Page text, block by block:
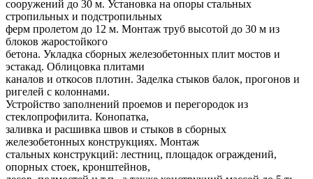
сооружений до 30 м. Установка на опоры стальных
стропильных и подстропильных
ферм пролетом до 12 м. Монтаж труб высотой до 30 м из
блоков жаростойкого
бетона. Укладка сборных железобетонных плит мостов и
эстакад. Облицовка плитами
каналов и откосов плотин. Заделка стыков балок, прогонов и
ригелей с колоннами.
Устройство заполнений проемов и перегородок из
стеклопрофилита. Конопатка,
заливка и расшивка швов и стыков в сборных
железобетонных конструкциях. Монтаж
стальных конструкций: лестниц, площадок ограждений,
опорных стоек, кронштейнов,